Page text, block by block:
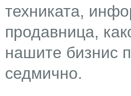
техниката,
продавница,
нашите бизнис
седмично.